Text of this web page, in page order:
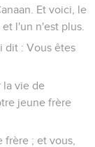
Et voici, le
l'un n'est plus.
dit : Vous êtes
la vie de
jeune frère
; et vous,